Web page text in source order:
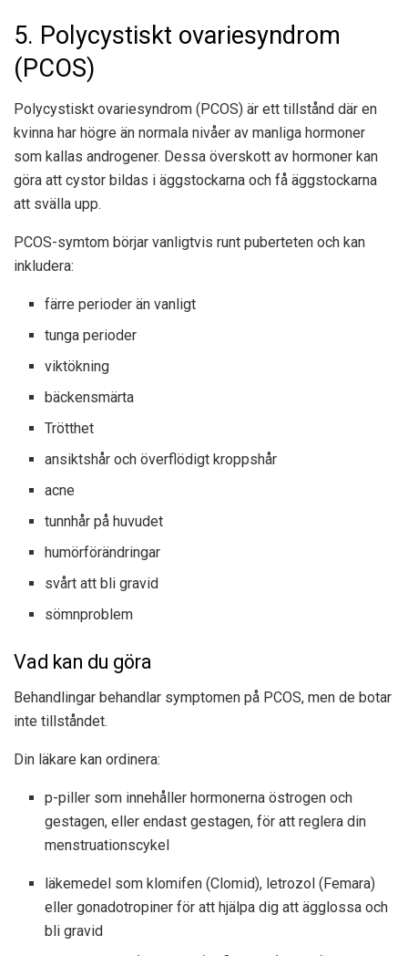
5. Polycystiskt ovariesyndrom
(PCOS)
Polycystiskt ovariesyndrom (PCOS) är ett tillstånd där en
kvinna har högre än normala nivåer av manliga hormoner
som kallas androgener. Dessa överskott av hormoner kan
göra att cystor bildas i äggstockarna och få äggstockarna
att svälla upp.
PCOS-symtom börjar vanligtvis runt puberteten och kan
inkludera:
färre perioder än vanligt
tunga perioder
viktökning
bäckensmärta
Trötthet
ansiktshår och överflödigt kroppshår
acne
tunnhår på huvudet
humörförändringar
svårt att bli gravid
sömnproblem
Vad kan du göra
Behandlingar behandlar symptomen på PCOS, men de botar
inte tillståndet.
Din läkare kan ordinera:
p-piller som innehåller hormonerna östrogen och
gestagen, eller endast gestagen, för att reglera din
menstruationscykel
läkemedel som klomifen (Clomid), letrozol (Femara)
eller gonadotropiner för att hjälpa dig att ägglossa och
bli gravid